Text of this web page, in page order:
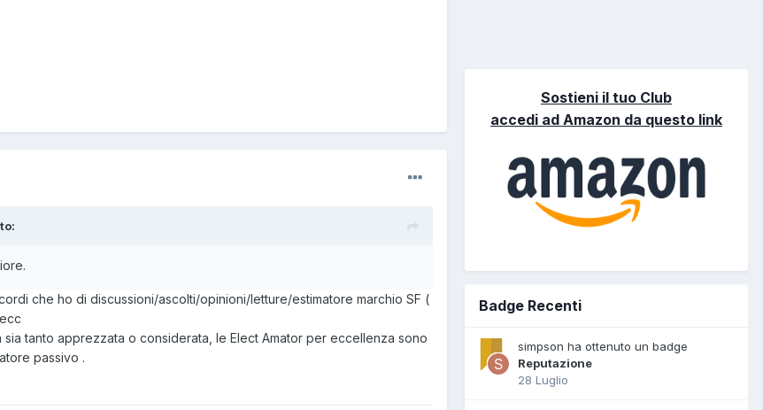
che ho di discussioni/ascolti/opinioni/letture/estimatore marchio SF (
tanto apprezzata o considerata, le Elect Amator per eccellenza sono
passivo .
Sostieni il tuo Club
accedi ad Amazon da questo link
Badge Recenti
simpson ha ottenuto un badge
Reputazione
28 Luglio